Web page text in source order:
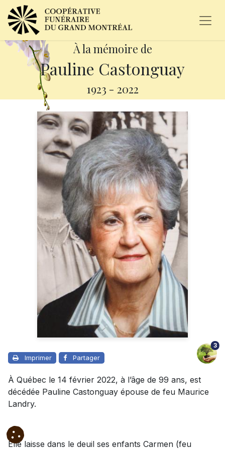
À la mémoire de
Pauline Castonguay
1923 - 2022
Imprimer Partager
3
À Québec le 14 février 2022, à l’âge de 99 ans, est
décédée Pauline Castonguay épouse de feu Maurice
Landry.
Elle laisse dans le deuil ses enfants Carmen (feu